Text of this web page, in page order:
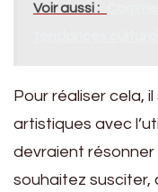
Voir aussi :
Pour réaliser cela,
artistiques avec
devraient
souhaitez susciter,